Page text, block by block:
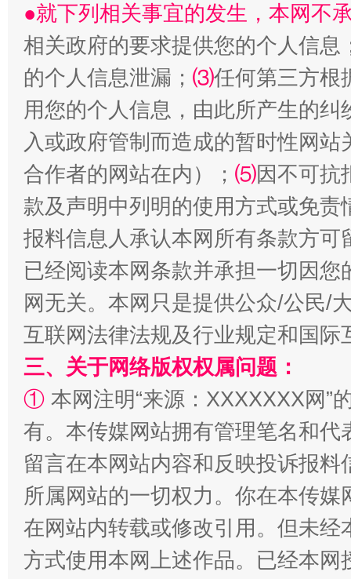
受贿1.44亿！段成刚被判无期 从幼
全民健身五年计划来了！等你上场
阿坝州三大球赛在茂县开幕 规模
●就下列相关事宜的发生，本网不
相关政府的要求提供您的个人信息
的个人信息泄漏； ⑶任何第三方根
用您的个人信息，由此所产生的纠
入或政府管制而造成的暂时性网
合作者的网站在内）； ⑸因不可抗
款及声明中列明的使用方式或免责
报料信息人承认本网所有条款方
已经阅读本网条款并承担一切因
网无关。本网只是提供公众/公民/
互联网法律法规及行业规定和国
三、关于网络版权权属问题：
① 本网注明“来源：XXXXXXX网”
有。本传媒网站拥有管理笔名和
留言在本网站内容和反映投诉报
所属网站的一切权力。你在本传
在网站内转载或修改引用。但未
方式使用本网上述作品。已经本